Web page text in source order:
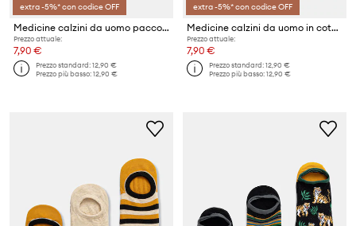
extra -5%* con codice OFF
Medicine calzini da uomo pacco da 2
Prezzo attuale:
7,90 €
Prezzo standard:12,90 €
Prezzo più basso:12,90 €
extra -5%* con codice OFF
Medicine calzini da uomo in cotone pacco da 2
Prezzo attuale:
7,90 €
Prezzo standard:12,90 €
Prezzo più basso:12,90 €